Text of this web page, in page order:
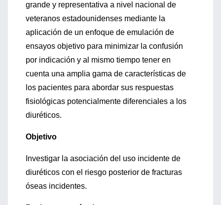
grande y representativa a nivel nacional de
veteranos estadounidenses mediante la
aplicación de un enfoque de emulación de
ensayos objetivo para minimizar la confusión
por indicación y al mismo tiempo tener en
cuenta una amplia gama de características de
los pacientes para abordar sus respuestas
fisiológicas potencialmente diferenciales a los
diuréticos.
Objetivo
Investigar la asociación del uso incidente de
diuréticos con el riesgo posterior de fracturas
óseas incidentes.